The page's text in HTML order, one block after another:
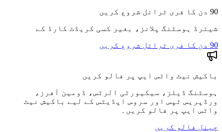
90 دن کا فری ٹرائل شروع کریں
شیئرڈ ہوسٹنگ پلانز، بغیر کسی کریڈٹ کارڈ کے
90 دن کا فری ٹرائل شروع کریں
باکیش نیٹ واٹس ایپ پر فالو کریں
ہوسٹنگ ڈیلز، سیکیورٹی الرٹس، ڈومین آفرز،
ورڈپریس ٹپس اور سروس اپڈیٹس کے لیے باکیش نیٹ
واٹس ایپ پر فالو کریں۔
چینل فالو کریں